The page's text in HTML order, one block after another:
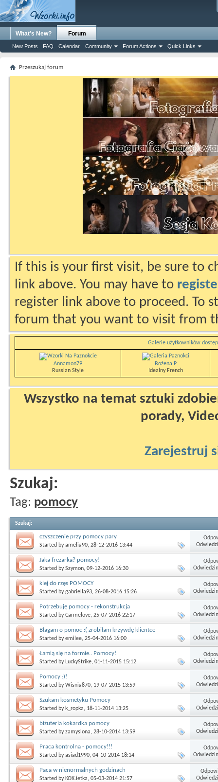
What's New? Forum
New Posts FAQ Calendar Community Forum Actions Quick Links
Przeszukaj forum
If this is your first visit, be sure to
link above. You may have to
register link above to proceed. To
forum that you want to visit from
Galerie użytkowników
Annamon79
Russian Style
Bożena P
Idealny French
Wszystko na temat sztuki
porady,
Zarejestruj
Szukaj:
Tag: pomocy
Szukaj:
czyszczenie przy pomocy pary
Started byamelia90, 28-12-2016 13:44
Jaka frezarka? pomocy!
Started bySzymon, 09-12-2016 16:30
klej do rzęs POMOCY
Started bygabriella93, 26-08-2016 15:26
Potrzebuję pomocy - rekonstrukcja
Started byCarmelove, 25-07-2016 22:17
Błagam o pomoc :( zrobiłam krzywdę klientce
Started byemilee, 25-04-2016 16:00
Łamią się na formie.. Pomocy!
Started by LuckyStrike, 01-11-2015 15:12
Pomocy :)!
Started byWisnia870, 19-07-2015 13:59
Szukam kosmetyku Pomocy
Started by k_ropka, 18-11-2014 13:25
biżuteria kokardka pomocy
Started byzamyslona, 28-10-2014 13:59
Praca kontrolna - pomocy!!!
Started byasiad1990, 04-10-2014 18:14
Paca w nienormalnych godzinach
Started by KOK.ietka, 05-03-2014 21:57